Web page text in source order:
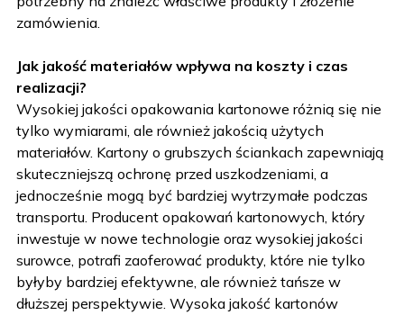
zamówienia.
Jak jakość materiałów wpływa na koszty i czas
realizacji?
Wysokiej jakości opakowania kartonowe różnią się nie
tylko wymiarami, ale również jakością użytych
materiałów. Kartony o grubszych ściankach zapewniają
skuteczniejszą ochronę przed uszkodzeniami, a
jednocześnie mogą być bardziej wytrzymałe podczas
transportu. Producent opakowań kartonowych, który
inwestuje w nowe technologie oraz wysokiej jakości
surowce, potrafi zaoferować produkty, które nie tylko
byłyby bardziej efektywne, ale również tańsze w
dłuższej perspektywie. Wysoka jakość kartonów